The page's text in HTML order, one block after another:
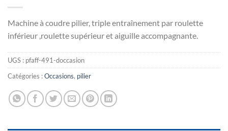
Machine à coudre pilier, triple entraînement par roulette
inférieur ,roulette supérieur et aiguille accompagnante.
UGS : pfaff-491-doccasion
Catégories :Occasions, pilier